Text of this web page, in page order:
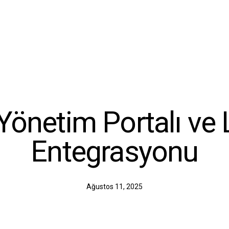
Portalı ve
Entegrasyonu
Ağustos 11, 2025